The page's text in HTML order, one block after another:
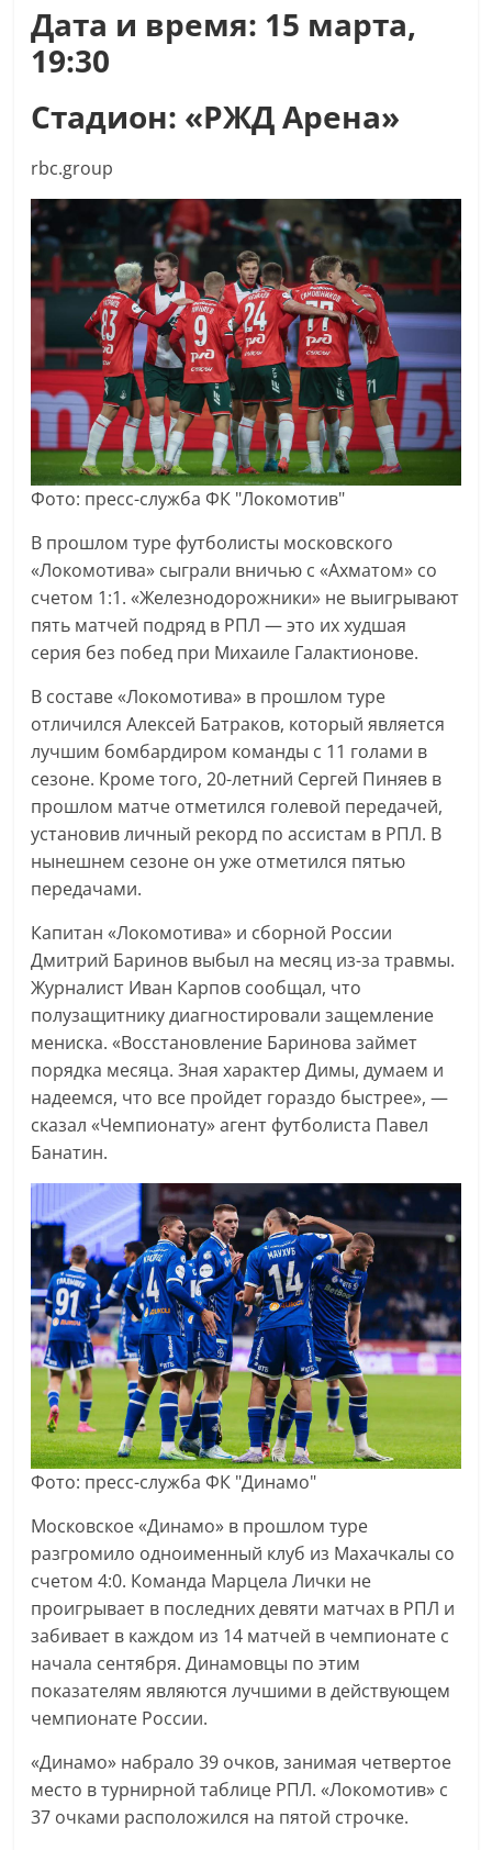
Дата и время: 15 марта,
19:30
Стадион: «РЖД Арена»
rbc.group
Фото: пресс-служба ФК "Локомотив"
В прошлом туре футболисты московского
«Локомотива» сыграли вничью с «Ахматом» со
счетом 1:1. «Железнодорожники» не выигрывают
пять матчей подряд в РПЛ — это их худшая
серия без побед при Михаиле Галактионове.
В составе «Локомотива» в прошлом туре
отличился Алексей Батраков, который является
лучшим бомбардиром команды с 11 голами в
сезоне. Кроме того, 20-летний Сергей Пиняев в
прошлом матче отметился голевой передачей,
установив личный рекорд по ассистам в РПЛ. В
нынешнем сезоне он уже отметился пятью
передачами.
Капитан «Локомотива» и сборной России
Дмитрий Баринов выбыл на месяц из-за травмы.
Журналист Иван Карпов сообщал, что
полузащитнику диагностировали защемление
мениска. «Восстановление Баринова займет
порядка месяца. Зная характер Димы, думаем и
надеемся, что все пройдет гораздо быстрее», —
сказал «Чемпионату» агент футболиста Павел
Банатин.
Фото: пресс-служба ФК "Динамо"
Московское «Динамо» в прошлом туре
разгромило одноименный клуб из Махачкалы со
счетом 4:0. Команда Марцела Лички не
проигрывает в последних девяти матчах в РПЛ и
забивает в каждом из 14 матчей в чемпионате с
начала сентября. Динамовцы по этим
показателям являются лучшими в действующем
чемпионате России.
«Динамо» набрало 39 очков, занимая четвертое
место в турнирной таблице РПЛ. «Локомотив» с
37 очками расположился на пятой строчке.